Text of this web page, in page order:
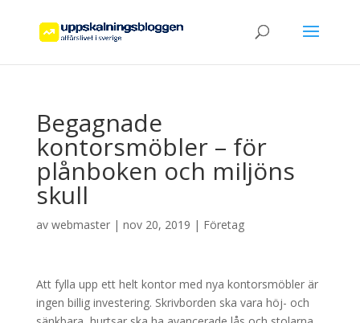
Begagnade
kontorsmöbler – för
plånboken och miljöns
skull
av webmaster| nov 20, 2019 | Företag
Att fylla upp ett helt kontor med nya kontorsmöbler är
ingen billig investering. Skrivborden ska vara höj- och